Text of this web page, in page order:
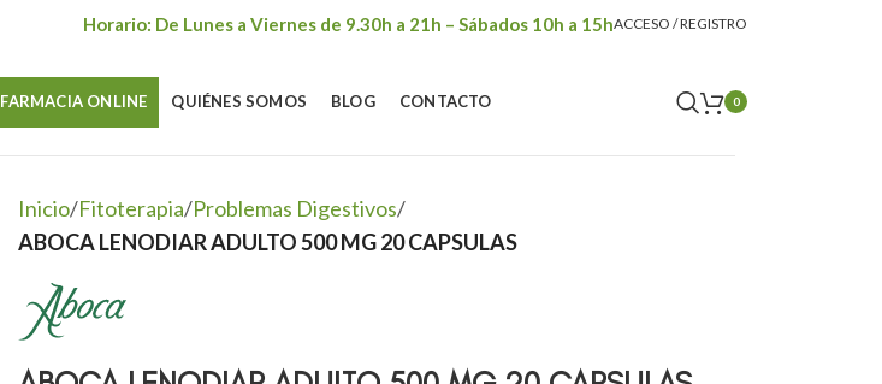
Horario: De Lunes a Viernes de 9.30h a 21h – Sábados 10h a 15hACCESO / REGISTRO
FARMACIA ONLINE QUIÉNES SOMOS BLOG CONTACTO 0
Inicio/Fitoterapia/Problemas Digestivos/
ABOCA LENODIAR ADULTO 500 MG 20 CAPSULAS